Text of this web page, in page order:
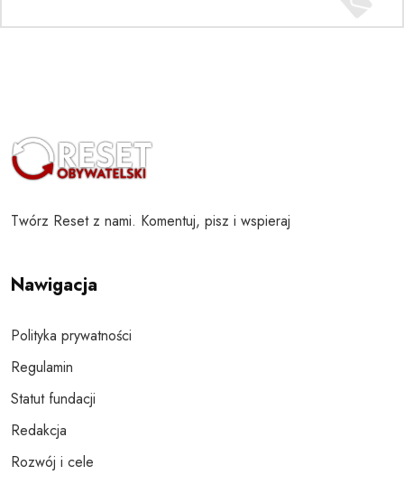
Twórz Reset z nami. Komentuj, pisz i wspieraj
Nawigacja
Polityka prywatności
Regulamin
Statut fundacji
Redakcja
Rozwój i cele